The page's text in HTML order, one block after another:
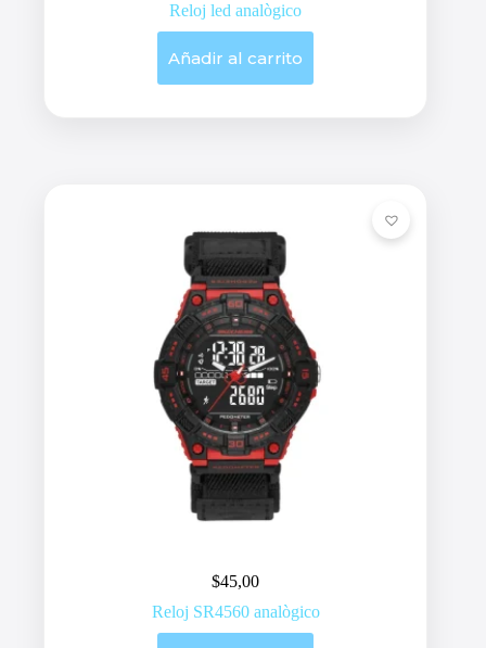
Reloj led analògico
Añadir al carrito
$45,00
Reloj SR4560 analògico